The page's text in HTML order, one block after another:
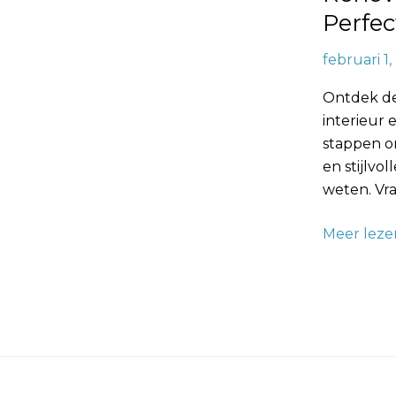
februari 1,
Ontdek
interieur
stappen
en
weten.
Meer